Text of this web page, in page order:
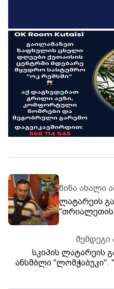
წინა ახალი
ლატარეის
შემდეგი
სკიპის ლატარეის
ანსმბლი "ლომჭაბუკი". "თრიალეთის"